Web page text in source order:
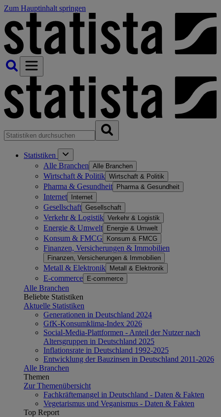
Zum Hauptinhalt springen
Statistiken
Alle Branchen Alle Branchen
Wirtschaft & Politik Wirtschaft & Politik
Pharma & Gesundheit Pharma & Gesundheit
Internet Internet
Gesellschaft Gesellschaft
Verkehr & Logistik Verkehr & Logistik
Energie & Umwelt Energie & Umwelt
Konsum & FMCG Konsum & FMCG
Finanzen, Versicherungen & Immobilien
Finanzen, Versicherungen & Immobilien
Metall & Elektronik Metall & Elektronik
E-commerce E-commerce
Alle Branchen
Beliebte Statistiken
Aktuelle Statistiken
Generationen in Deutschland 2024
GfK-Konsumklima-Index 2026
Social-Media-Plattformen - Anteil der Nutzer nach
Altersgruppen in Deutschland 2025
Inflationsrate in Deutschland 1992-2025
Entwicklung der Bauzinsen in Deutschland 2011-2026
Alle Branchen
Themen
Zur Themenübersicht
Fachkräftemangel in Deutschland - Daten & Fakten
Vegetarismus und Veganismus - Daten & Fakten
Top Report